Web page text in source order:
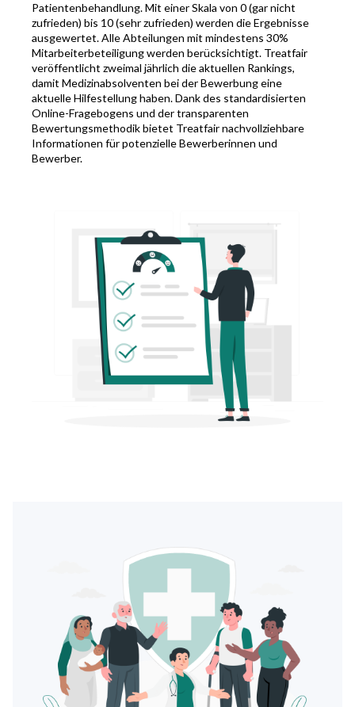
Patientenbehandlung. Mit einer Skala von 0 (gar nicht
zufrieden) bis 10 (sehr zufrieden) werden die Ergebnisse
ausgewertet. Alle Abteilungen mit mindestens 30%
Mitarbeiterbeteiligung werden berücksichtigt. Treatfair
veröffentlicht zweimal jährlich die aktuellen Rankings,
damit Medizinabsolventen bei der Bewerbung eine
aktuelle Hilfestellung haben. Dank des standardisierten
Online-Fragebogens und der transparenten
Bewertungsmethodik bietet Treatfair nachvollziehbare
Informationen für potenzielle Bewerberinnen und
Bewerber.